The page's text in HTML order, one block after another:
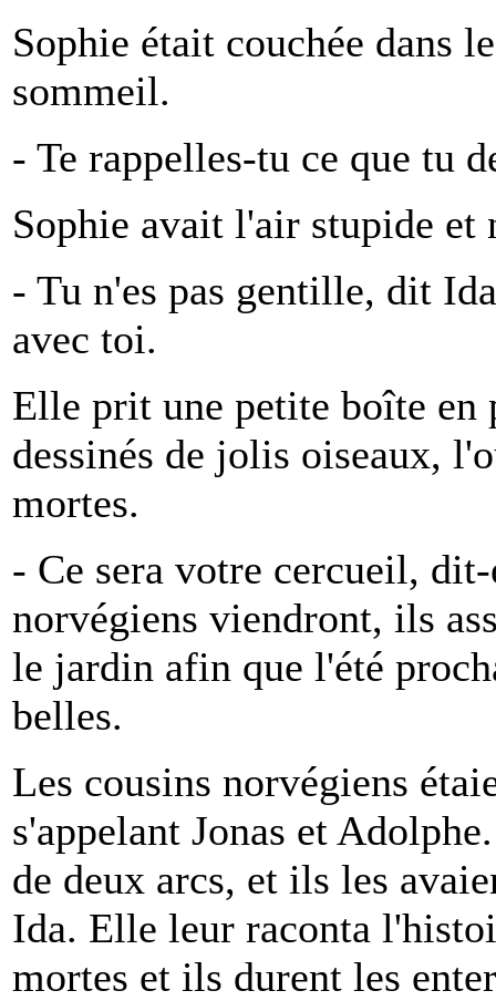
Sophie était couchée dans
sommeil.
- Te rappelles-tu ce que tu
Sophie avait l'air stupide et
- Tu n'es pas gentille, dit
avec toi.
Elle prit une petite boîte en
dessinés de jolis oiseaux,
mortes.
- Ce sera votre cercueil,
norvégiens viendront, ils
le jardin afin que l'été
belles.
Les cousins norvégiens
s'appelant Jonas et
de deux arcs, et ils les
Ida. Elle leur raconta
mortes et ils durent les